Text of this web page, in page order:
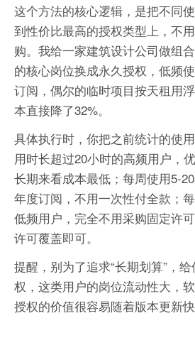
这个方法的核心逻辑，是把不同
到性价比最高的授权类型上，不
购。我给一家建筑设计公司做组
的核心岗位换成永久授权，低频
订阅，偶尔的临时项目按天租用
本直接降了32%。
具体执行时，你把之前统计的使
用时长超过20小时的高频用户，
长期来看成本最低；每周使用5-
年度订阅，不用一次性付全款；
低频用户，完全不用采购固定许
许可覆盖即可。
提醒，别为了追求“长期划算”，
权，这类用户的岗位流动性大，
授权的价值很容易随着版本更新快